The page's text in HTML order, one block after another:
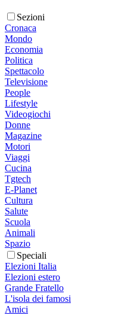
Sezioni
Cronaca
Mondo
Economia
Politica
Spettacolo
Televisione
People
Lifestyle
Videogiochi
Donne
Magazine
Motori
Viaggi
Cucina
Tgtech
E-Planet
Cultura
Salute
Scuola
Animali
Spazio
Speciali
Elezioni Italia
Elezioni estero
Grande Fratello
L'isola dei famosi
Amici